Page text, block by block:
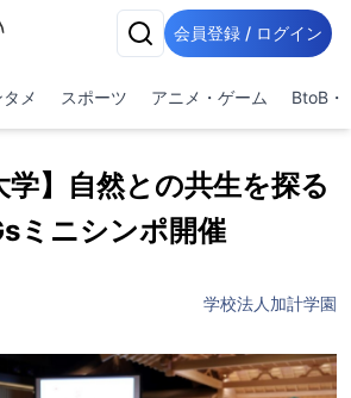
会員登録 / ログイン
メ スポーツ アニメ・ゲーム BtoB・
学】自然との共生を探る
ミニシンポ開催
学校法人加計学園